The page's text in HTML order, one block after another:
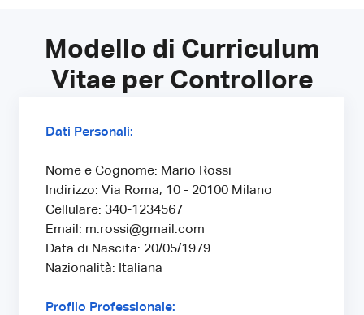
Modello di Curriculum
Vitae per Controllore
Dati Personali:
Nome e Cognome: Mario Rossi
Indirizzo: Via Roma, 10 - 20100 Milano
Cellulare: 340-1234567
Email: m.rossi@gmail.com
Data di Nascita: 20/05/1979
Nazionalità: Italiana
Profilo Professionale: